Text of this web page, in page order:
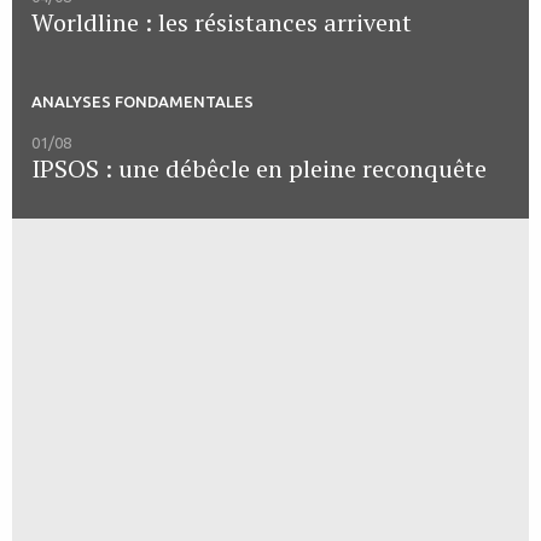
Worldline : les résistances arrivent
ANALYSES FONDAMENTALES
01/08
IPSOS : une débêcle en pleine reconquête